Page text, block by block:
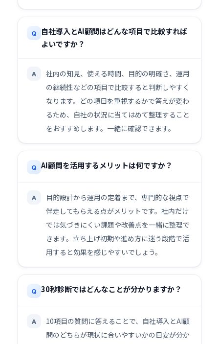
Q
自社導入とAI顧問はどんな項目で比較すれば
よいですか？
A
社内の知見、使える時間、目的の明確さ、運用
の継続性などの項目で比較すると判断しやすく
なります。どの項目を重視するかで答えが変わ
るため、自社の状況に当てはめて整理すること
をおすすめします。一緒に確認できます。
Q AI顧問を活用するメリットは何ですか？
A
目的設計から運用の定着まで、専門的な視点で
伴走してもらえる点がメリットです。社内だけ
では気づきにくい課題や改善点を一緒に整理で
きます。立ち上げ初期や進め方に迷う段階で活
用すると効果を感じやすいでしょう。
Q 30秒診断ではどんなことが分かりますか？
A
10項目の質問に答えることで、自社導入とAI顧
問のどちらが現状に合いやすいかの目安が分か